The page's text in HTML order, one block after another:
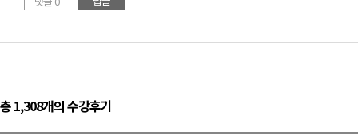
총 1,308개의 수강후기